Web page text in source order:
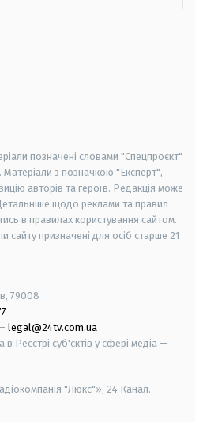
позначені словами "Спецпроєкт"
з позначкою "Експерт",
авторів та героїв. Редакція може
щодо реклами та правил
в правилах користування сайтом.
сайту призначені для осіб старше 21
79008
legal@24tv.com.ua
Реєстрі суб'єктів у сфері медіа —
"Люкс"», 24 Канал.